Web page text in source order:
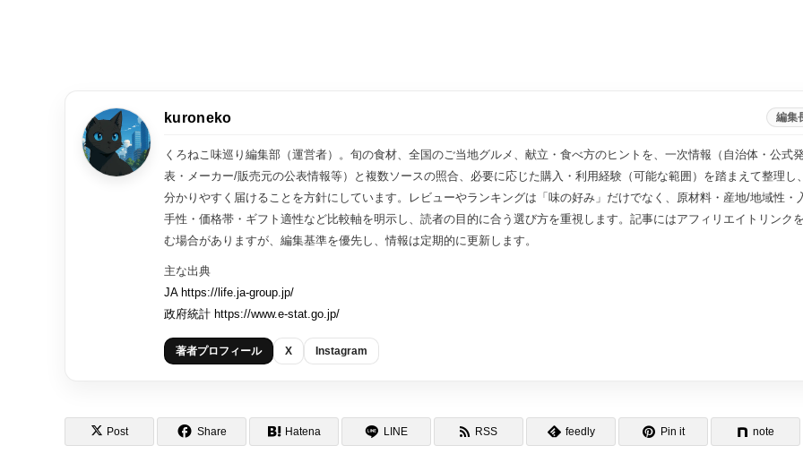
kuroneko 編集
くろねこ味巡り編集部（運営者）。旬の食材、全国のご当地グルメ、献立・食べ方のヒントを、一次情報（自治体・公式発
表・メーカー/販売元の公表情報等）と複数ソースの照合、必要に応じた購入・利用経験（可能な範囲）を踏まえて整理し、
分かりやすく届けることを方針にしています。レビューやランキングは「味の好み」だけでなく、原材料・産地/地域性・
手性・価格帯・ギフト適性など比較軸を明示し、読者の目的に合う選び方を重視します。記事にはアフィリエイトリンク
む場合がありますが、編集基準を優先し、情報は定期的に更新します。
主な出典
JA https://life.ja-group.jp/
政府統計 https://www.e-stat.go.jp/
著者プロフィール X Instagram
Post Share Hatena LINE RSS feedly Pin it note